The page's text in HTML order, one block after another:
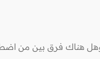
هناك فرق بين من